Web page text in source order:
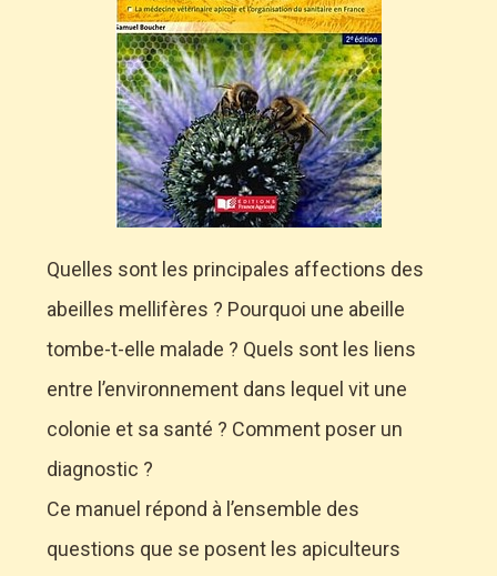
Quelles sont les principales affections des
abeilles mellifères ? Pourquoi une abeille
tombe-t-elle malade ? Quels sont les liens
entre l’environnement dans lequel vit une
colonie et sa santé ? Comment poser un
diagnostic ?
Ce manuel répond à l’ensemble des
questions que se posent les apiculteurs